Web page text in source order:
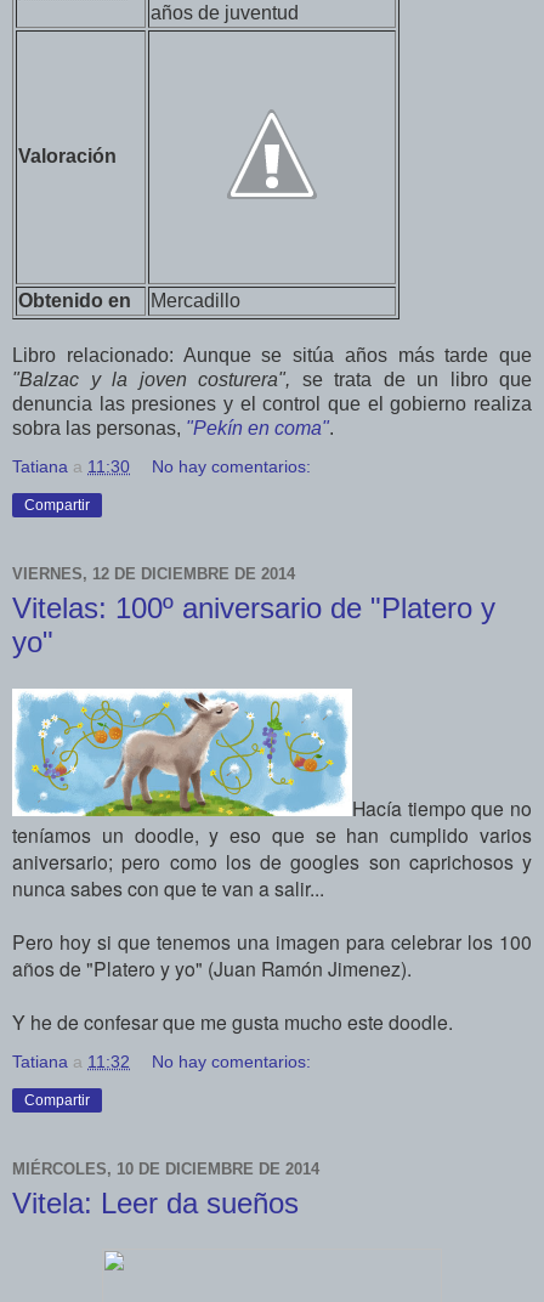
años de juventud
Valoración
Obtenido en Mercadillo
Libro relacionado: Aunque se sitúa años más tarde que
"Balzac y la joven costurera", se trata de un libro que
denuncia las presiones y el control que el gobierno realiza
sobra las personas, "Pekín en coma".
Tatiana a 11:30 No hay comentarios:
Compartir
VIERNES, 12 DE DICIEMBRE DE 2014
Vitelas: 100º aniversario de "Platero y
yo"
Hacía tiempo que no
teníamos un doodle, y eso que se han cumplido varios
aniversario; pero como los de googles son caprichosos y
nunca sabes con que te van a salir...
Pero hoy si que tenemos una imagen para celebrar los 100
años de "Platero y yo" (Juan Ramón Jimenez).
Y he de confesar que me gusta mucho este doodle.
Tatiana a 11:32 No hay comentarios:
Compartir
MIÉRCOLES, 10 DE DICIEMBRE DE 2014
Vitela: Leer da sueños